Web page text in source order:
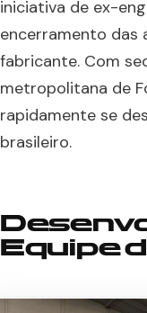
iniciativa de ex-
encerramento das
fabricante. Com
metropolitana de
rapidamente se
brasileiro.
Equipe